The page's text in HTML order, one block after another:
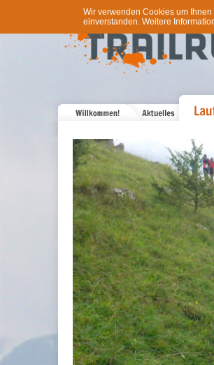
Wir verwenden Cookies um
einverstanden. Weitere